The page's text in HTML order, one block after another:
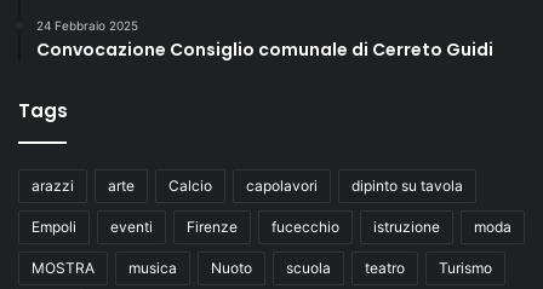
24 Febbraio 2025
Convocazione Consiglio comunale di Cerreto Guidi
Tags
arazzi arte Calcio capolavori dipinto su tavola
Empoli eventi Firenze fucecchio istruzione moda
MOSTRA musica Nuoto scuola teatro Turismo